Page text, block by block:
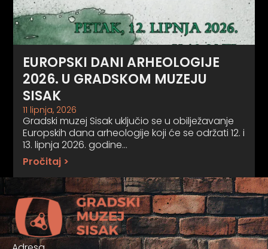
EUROPSKI DANI ARHEOLOGIJE
2026. U GRADSKOM MUZEJU
SISAK
11 lipnja, 2026
Gradski muzej Sisak uključio se u obilježavanje
Europskih dana arheologije koji će se održati 12. i
13. lipnja 2026. godine…
Pročitaj >